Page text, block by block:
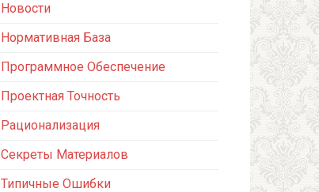
Новости
Нормативная База
Программное Обеспечение
Проектная Точность
Рационализация
Секреты Материалов
Типичные Ошибки